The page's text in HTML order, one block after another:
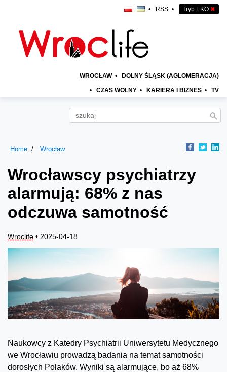
• RSS • Tryb EKO ✖
WROCŁAW • DOLNY ŚLĄSK (AGLOMERACJA)
• CZAS WOLNY • KARIERA I BIZNES • TV
Home Wrocław
Wrocławscy psychiatrzy
alarmują: 68% z nas
odczuwa samotność
Wroclife • 2025-04-18
Naukowcy z Katedry Psychiatrii Uniwersytetu Medycznego
we Wrocławiu prowadzą badania na temat samotności
dorosłych Polaków. Wyniki są alarmujące, bo aż 68%